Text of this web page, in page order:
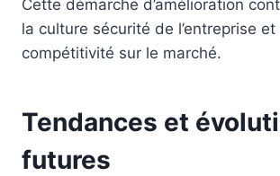
Cette démarche d’amélioration
la culture sécurité de l’entreprise et
compétitivité sur le marché.
Tendances et
futures